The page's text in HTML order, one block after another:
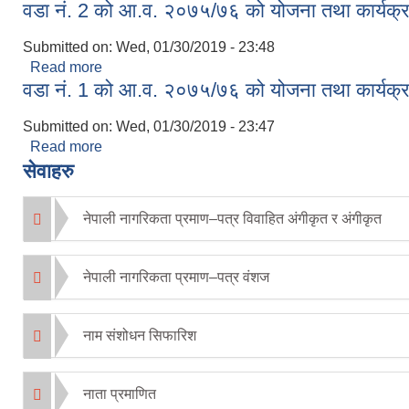
वडा नं. 2 को आ.व. २०७५/७६ को योजना तथा
Submitted on: Wed, 01/30/2019 - 23:48
Read more
वडा नं. 1 को आ.व. २०७५/७६ को योजना तथा
Submitted on: Wed, 01/30/2019 - 23:47
Read more
सेवाहरु
नेपाली नागरिकता प्रमाण–पत्र विवाहित अंगीकृत र अंगीकृत
नेपाली नागरिकता प्रमाण–पत्र वंशज
नाम संशोधन सिफारिश
नाता प्रमाणित